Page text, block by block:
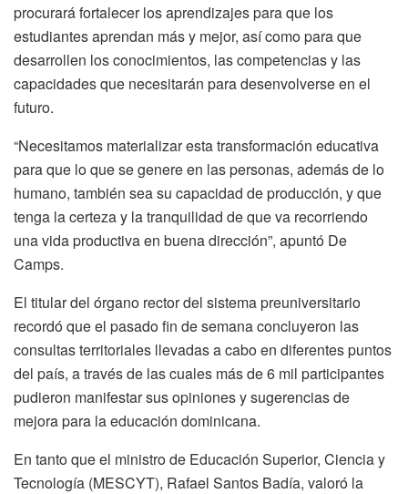
procurará fortalecer los aprendizajes para que los
estudiantes aprendan más y mejor, así como para que
desarrollen los conocimientos, las competencias y las
capacidades que necesitarán para desenvolverse en el
futuro.
“Necesitamos materializar esta transformación educativa
para que lo que se genere en las personas, además de lo
humano, también sea su capacidad de producción, y que
tenga la certeza y la tranquilidad de que va recorriendo
una vida productiva en buena dirección”, apuntó De
Camps.
El titular del órgano rector del sistema preuniversitario
recordó que el pasado fin de semana concluyeron las
consultas territoriales llevadas a cabo en diferentes puntos
del país, a través de las cuales más de 6 mil participantes
pudieron manifestar sus opiniones y sugerencias de
mejora para la educación dominicana.
En tanto que el ministro de Educación Superior, Ciencia y
Tecnología (MESCYT), Rafael Santos Badía, valoró la